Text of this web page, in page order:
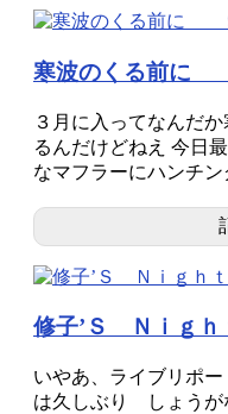
寒波のくる前に
３月に入ってなんだ
るんだけどねえ 今日
なマフラーにハンチ
修子’Ｓ Ｎｉ
いやあ、ライブリポ
は久しぶり しょう